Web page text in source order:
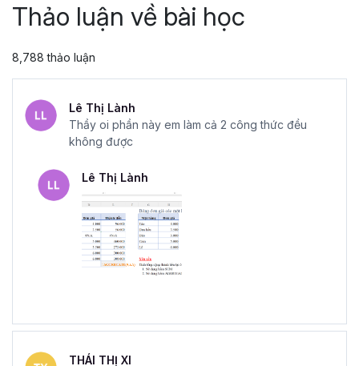
Thảo luận về bài học
8,788 thảo luận
Lê Thị Lành
Thầy oi phần này em làm cả 2 công thức đều
không được
Lê Thị Lành
THÁI THỊ XI